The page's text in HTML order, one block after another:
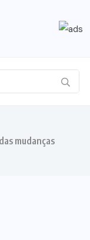
mudanças